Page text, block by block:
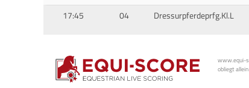
17:45 04 Dressurpferdeprfg.Kl.L
www.equi-
obliegt